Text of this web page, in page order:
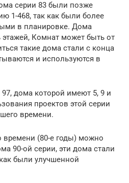
серии 83 были позже
1-468, так как были более
в планировке. Дома
этажей, Комнат может быть от
такие дома стали с конца
и используются в
дома которой имеют 5, 9 и
проектов этой серии
времени.
времени (80-е годы) можно
90-ой серии, эти дома стали
были улучшенной